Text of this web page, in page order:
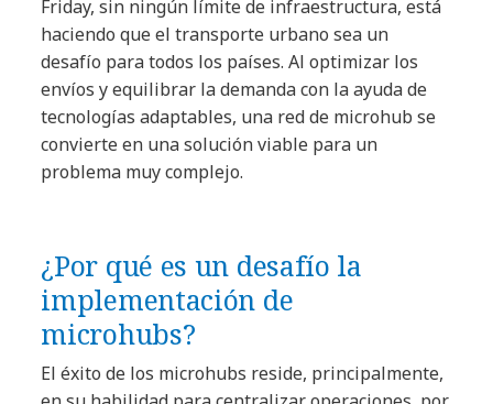
Friday, sin ningún límite de infraestructura, está
haciendo que el transporte urbano sea un
desafío para todos los países. Al optimizar los
envíos y equilibrar la demanda con la ayuda de
tecnologías adaptables, una red de microhub se
convierte en una solución viable para un
problema muy complejo.
¿Por qué es un desafío la
implementación de
microhubs?
El éxito de los microhubs reside, principalmente,